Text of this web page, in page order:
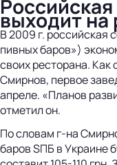
выходит
В 2009 г. российская
пивных баров»)
своих ресторана. Как
Смирнов, первое
апреле. «Планов
отметил он.
По словам г-на
баров SПБ в Украине